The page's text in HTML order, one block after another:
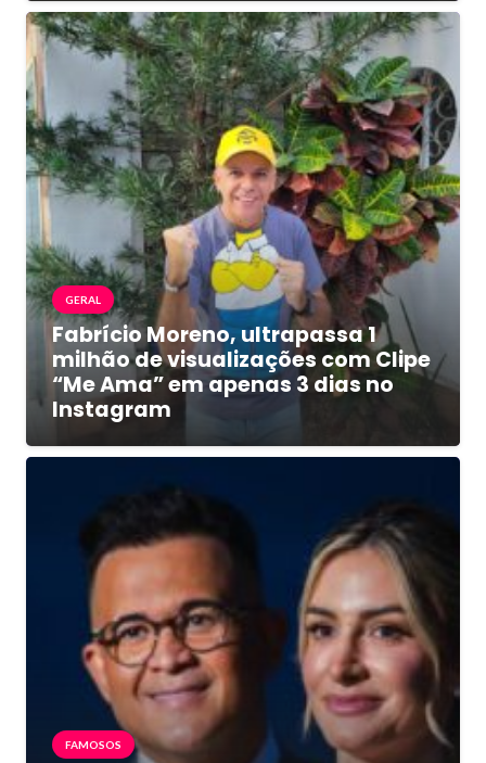
GERAL
Fabrício Moreno, ultrapassa 1
milhão de visualizações com Clipe
“Me Ama” em apenas 3 dias no
Instagram
FAMOSOS